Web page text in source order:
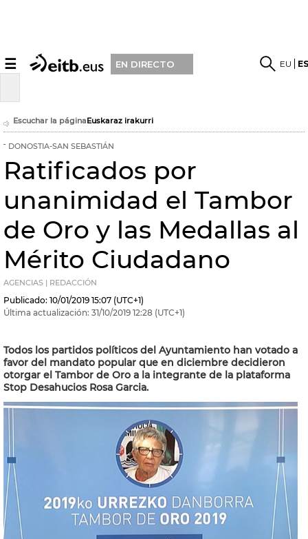
☰ EN DIRECTO EU
Escuchar la páginaEuskaraz irakurri
DONOSTIA-SAN SEBASTIÁN
Ratificados por
unanimidad el Tambor
de Oro y las Medallas al
Mérito Ciudadano
AGENCIAS | REDACCIÓN
Publicado: 10/01/2019 15:07 (UTC+1)
Última actualización: 31/10/2019 12:28 (UTC+1)
Todos los partidos políticos del Ayuntamiento han votado a
favor del mandato popular que en diciembre decidieron
otorgar el Tambor de Oro a la integrante de la plataforma
Stop Desahucios Rosa Garcia.